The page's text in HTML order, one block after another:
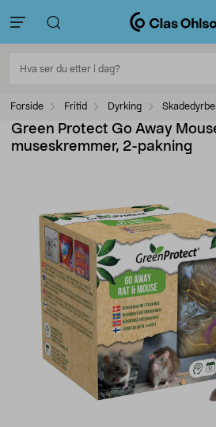
Forside Fritid Dyrking
Green Protect Go Away
museskremmer, 2-pakning